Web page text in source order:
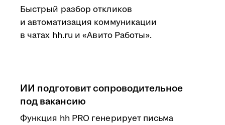
Быстрый разбор откликов
и автоматизация коммуникации
в чатах hh.ru и «Авито Работы».
ИИ подготовит сопроводительное
под вакансию
Функция hh PRO генерирует письма